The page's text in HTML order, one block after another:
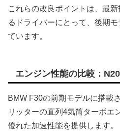
これらの改良ポイントは、最
るドライバーにとって、後期
ています。
エンジン性能の比較：
BMW F30の前期モデルに搭載
リッターの直列4気筒ターボエ
優れた加速性能を提供します。